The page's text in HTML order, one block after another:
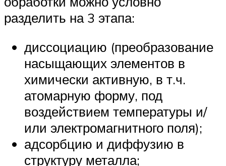
разделить на 3 этапа:
диссоциацию (преобразование
насыщающих элементов в
химически активную, в т.ч.
атомарную форму, под
воздействием температуры и/
или электромагнитного поля);
адсорбцию и диффузию в
структуру металла;